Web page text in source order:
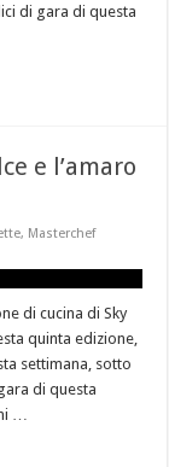
di gara di questa
e l’amaro
, Masterchef
di cucina di Sky
quinta edizione,
settimana, sotto
di questa
…